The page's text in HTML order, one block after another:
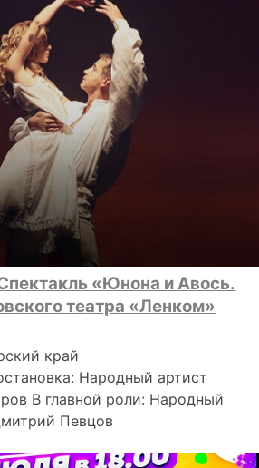
«Юнона и Авось.
театра «Ленком»
край
Народный артист
В главной роли: Народный
Певцов